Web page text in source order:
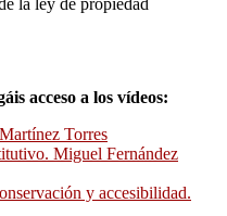
acceso a los vídeos:
Torres
Miguel Fernández
y accesibilidad.